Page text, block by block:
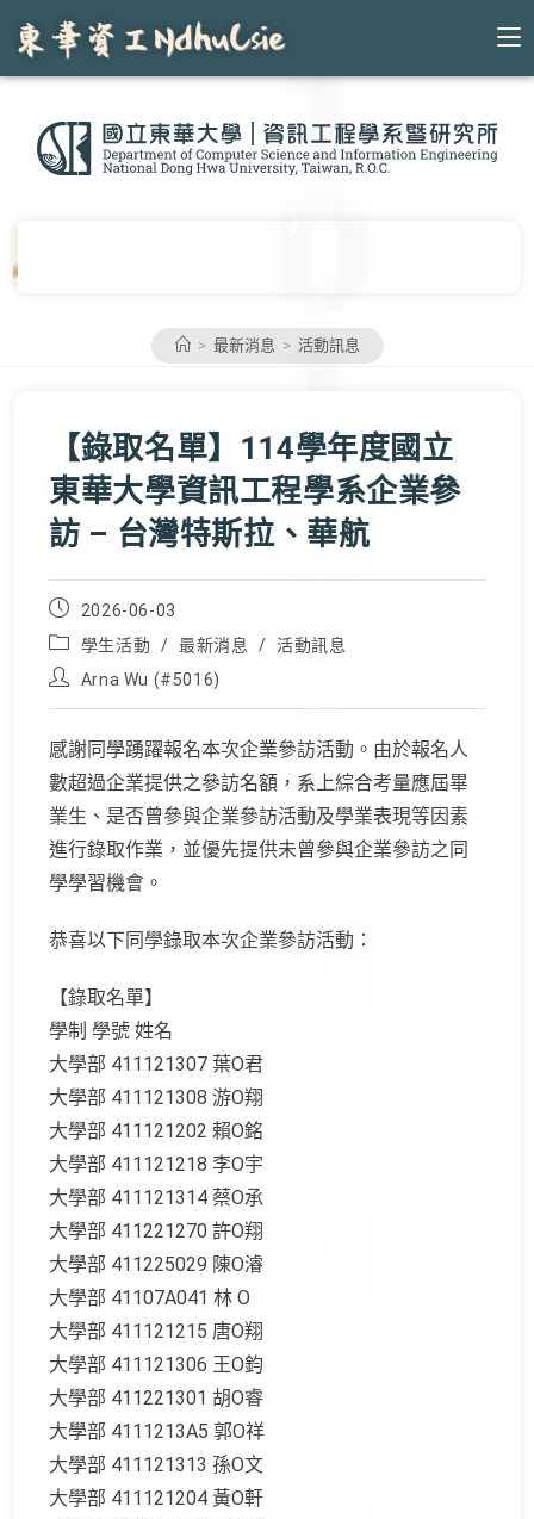
content
> 最新消息 > 活動訊息
【錄取名單】114學年度國立
東華大學資訊工程學系企業參
訪 – 台灣特斯拉、華航
Post
published:
2026-06-03
Post
category:
學生活動 / 最新消息 /
活動訊息
Post
Arna Wu (#5016)
感謝同學踴躍報名本次企業參訪活動。由於報名人
數超過企業提供之參訪名額，系上綜合考量應屆畢
業生、是否曾參與企業參訪活動及學業表現等因素
進行錄取作業，並優先提供未曾參與企業參訪之同
學學習機會。
恭喜以下同學錄取本次企業參訪活動：
【錄取名單】
學制 學號 姓名
大學部 411121307 葉O君
大學部 411121308 游O翔
大學部 411121202 賴O銘
大學部 411121218 李O宇
大學部 411121314 蔡O承
大學部 411221270 許O翔
大學部 411225029 陳O濬
大學部 41107A041 林 O
大學部 411121215 唐O翔
大學部 411121306 王O鈞
大學部 411221301 胡O睿
大學部 4111213A5 郭O祥
大學部 411121313 孫O文
大學部 411121204 黃O軒